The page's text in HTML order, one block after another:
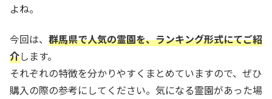
よね。
今回は、 群馬県で人気の霊園を、ランキング形式にてご紹
介します。
それぞれの特徴を分かりやすくまとめていますので、ぜひ
購入の際の参考にしてください。気になる霊園があった場